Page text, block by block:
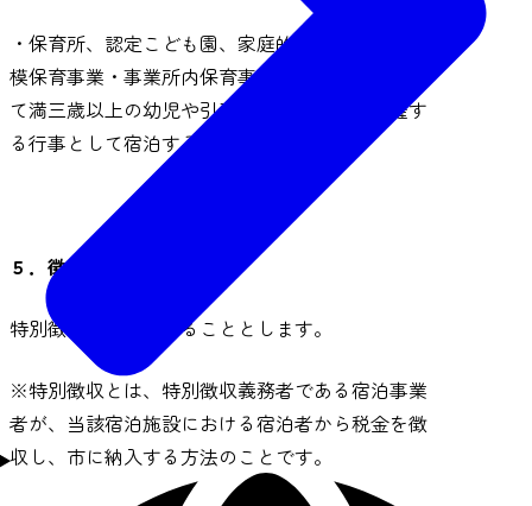
・保育所、認定こども園、家庭的保育事業・小規
模保育事業・事業所内保育事業を行う施設におい
て満三歳以上の幼児や引率者が当該施設が主催す
る行事として宿泊する場合
５．徴収の方法
特別徴収の方法によることとします。
※特別徴収とは、特別徴収義務者である宿泊事業
者が、当該宿泊施設における宿泊者から税金を徴
収し、市に納入する方法のことです。